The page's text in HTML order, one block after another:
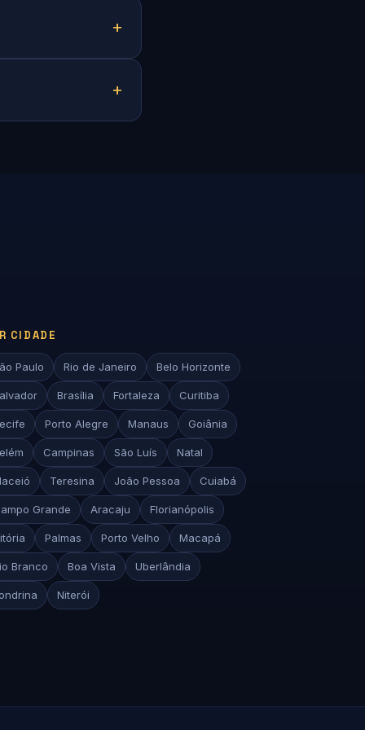
CIDADE
Paulo Rio de Janeiro Belo Horizonte
Brasília Fortaleza Curitiba
Porto Alegre Manaus Goiânia
Campinas São Luís Natal
Teresina João Pessoa Cuiabá
Grande Aracaju Florianópolis
Palmas Porto Velho Macapá
Branco Boa Vista Uberlândia
Niterói